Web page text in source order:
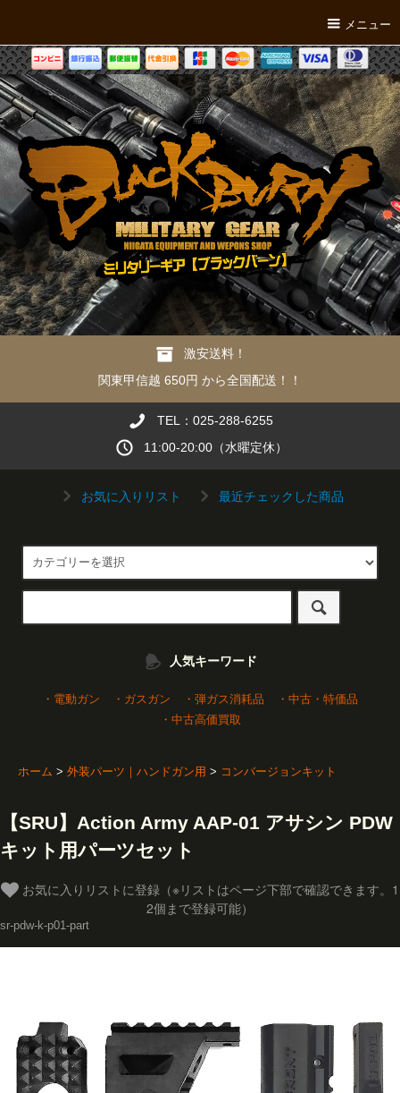
メニュー
激安送料！
関東甲信越 650円 から全国配送！！
TEL：025-288-6255
11:00-20:00（水曜定休）
お気に入りリスト 最近チェックした商品
人気キーワード
・電動ガン ・ガスガン ・弾ガス消耗品
・中古・特価品
・中古高価買取
ホーム > 外装パーツ｜ハンドガン用 > コンバージョンキット
【SRU】Action Army AAP-01 アサシン PDW
キット用パーツセット
2個まで登録可能）
sr-pdw-k-p01-part